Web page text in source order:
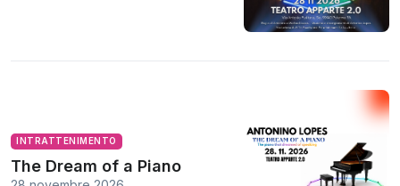
INTRATTENIMENTO
The Dream of a Piano